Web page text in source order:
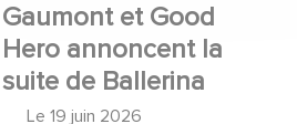
Gaumont et Good
Hero annoncent la
suite de Ballerina
Le 19 juin 2026